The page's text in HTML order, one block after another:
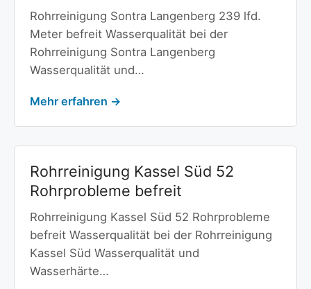
Rohrreinigung Sontra Langenberg 239 lfd.
Meter befreit Wasserqualität bei der
Rohrreinigung Sontra Langenberg
Wasserqualität und…
Mehr erfahren →
Rohrreinigung Kassel Süd 52
Rohrprobleme befreit
Rohrreinigung Kassel Süd 52 Rohrprobleme
befreit Wasserqualität bei der Rohrreinigung
Kassel Süd Wasserqualität und
Wasserhärte…